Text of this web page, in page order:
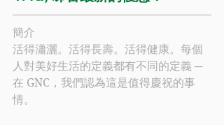
簡介
活得瀟灑。活得長壽。活得健康。每個
人對美好生活的定義都有不同的定義 ─
在 GNC ，我們認為這是值得慶祝的事
情。